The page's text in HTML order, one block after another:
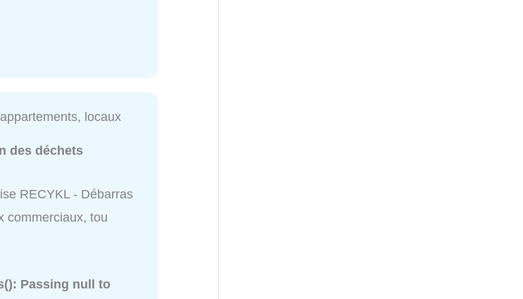
locaux
des déchets
RECYKL - Débarras
commerciaux, tou
Passing null to